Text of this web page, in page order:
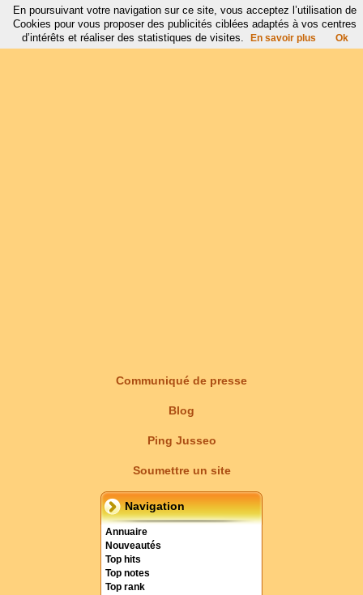
Communiqué de presse
Blog
Ping Jusseo
Soumettre un site
Navigation
Annuaire
Nouveautés
Top hits
Top notes
Top rank
En poursuivant votre navigation sur ce site, vous acceptez l’utilisation de
Cookies pour vous proposer des publicités ciblées adaptés à vos centres
d’intérêts et réaliser des statistiques de visites.
En savoir plus Ok